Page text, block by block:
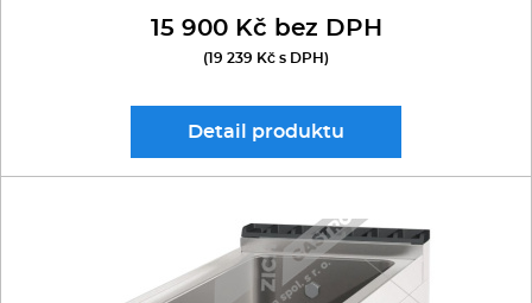
BAZAR15 900 Kč bez DPH
(19 239 Kč s DPH)
Detail produktu